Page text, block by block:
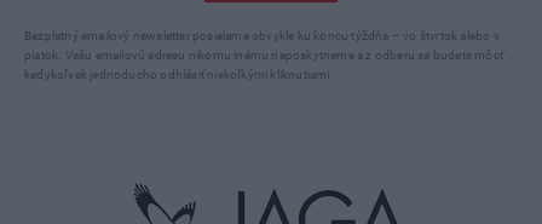
Bezplatný emailový newsletter posielame obvykle ku koncu týždňa – vo štvrtok alebo v
piatok. Vašu emailovú adresu nikomu inému neposkytneme a z odberu sa budete môcť
kedykoľvek jednoducho odhlásiť niekoľkými kliknutiami.